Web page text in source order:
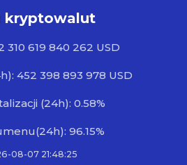
kryptowalut
310 619 840 262 USD
452 398 893 978 USD
(24h): 0.58%
96.15%
08-07 21:48:25